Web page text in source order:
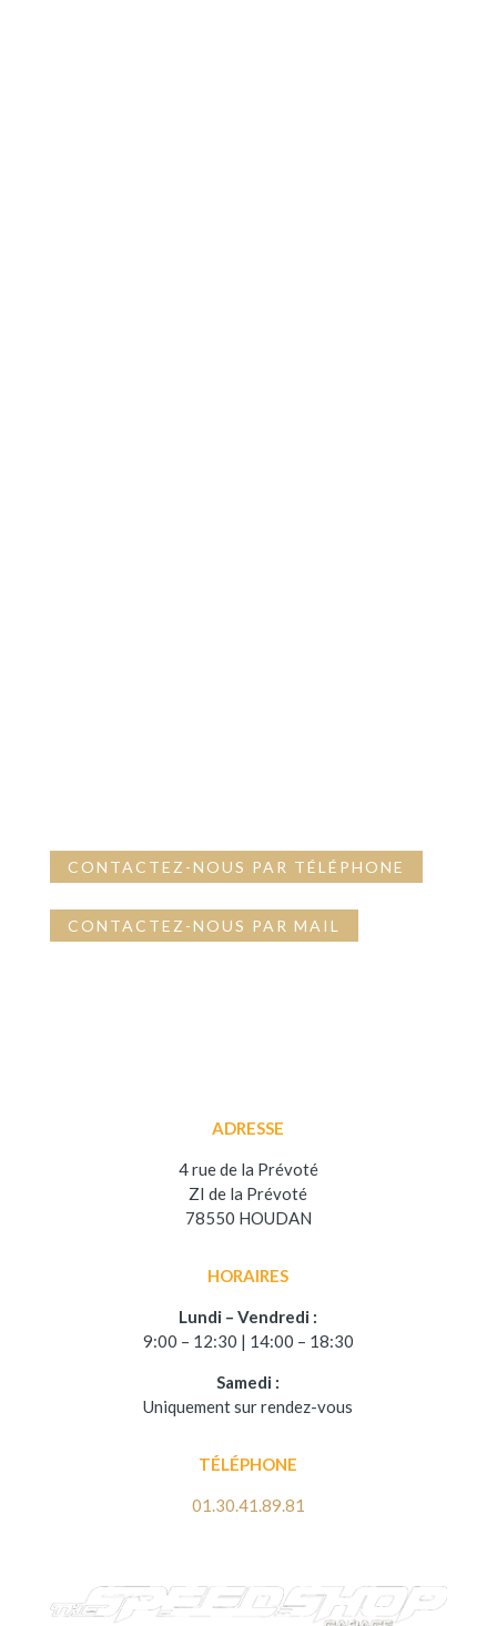
CONTACTEZ-NOUS PAR TÉLÉPHONE
CONTACTEZ-NOUS PAR MAIL
ADRESSE
4 rue de la Prévoté
ZI de la Prévoté
78550 HOUDAN
HORAIRES
Lundi – Vendredi :
9:00 – 12:30 | 14:00 – 18:30
Samedi :
Uniquement sur rendez-vous
TÉLÉPHONE
01.30.41.89.81